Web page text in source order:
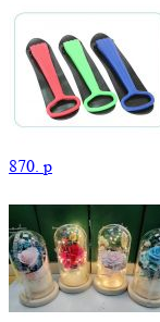
870. p